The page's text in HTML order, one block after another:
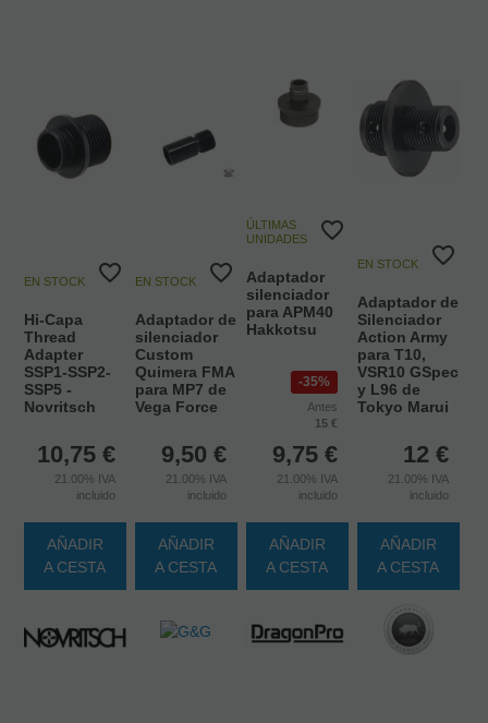
EN STOCK
Hi-Capa
Thread
Adapter
SSP1-SSP2-
SSP5 -
Novritsch
10,75 €
21.00% IVA
incluido
AÑADIR
A CESTA
EN STOCK
Adaptador de
silenciador
Custom
Quimera FMA
para MP7 de
Vega Force
9,50 €
21.00% IVA
incluido
AÑADIR
A CESTA
ÚLTIMAS
UNIDADES
Adaptador
silenciador
para APM40
Hakkotsu
35%
Antes
15 €
9,75 €
21.00% IVA
incluido
AÑADIR
A CESTA
EN STOCK
Adaptador de
Silenciador
Action Army
para T10,
VSR10 GSpec
y L96 de
Tokyo Marui
12 €
21.00% IVA
incluido
AÑADIR
A CESTA